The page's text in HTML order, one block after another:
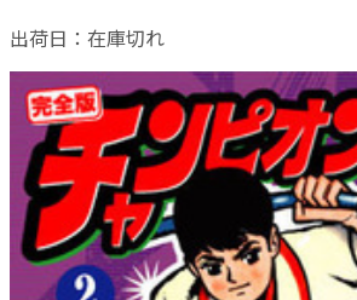
出荷日： 在庫切れ